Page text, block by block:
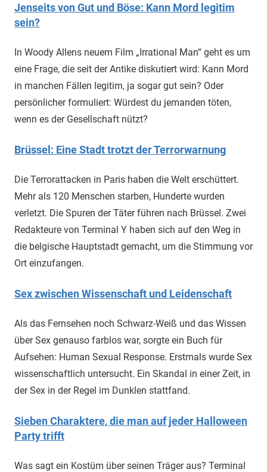
Jenseits von Gut und Böse: Kann Mord legitim
sein?
In Woody Allens neuem Film „Irrational Man“ geht es um
eine Frage, die seit der Antike diskutiert wird: Kann Mord
in manchen Fällen legitim, ja sogar gut sein? Oder
persönlicher formuliert: Würdest du jemanden töten,
wenn es der Gesellschaft nützt?
Brüssel: Eine Stadt trotzt der Terrorwarnung
Die Terrorattacken in Paris haben die Welt erschüttert.
Mehr als 120 Menschen starben, Hunderte wurden
verletzt. Die Spuren der Täter führen nach Brüssel. Zwei
Redakteure von Terminal Y haben sich auf den Weg in
die belgische Hauptstadt gemacht, um die Stimmung vor
Ort einzufangen.
Sex zwischen Wissenschaft und Leidenschaft
Als das Fernsehen noch Schwarz-Weiß und das Wissen
über Sex genauso farblos war, sorgte ein Buch für
Aufsehen: Human Sexual Response. Erstmals wurde Sex
wissenschaftlich untersucht. Ein Skandal in einer Zeit, in
der Sex in der Regel im Dunklen stattfand.
Sieben Charaktere, die man auf jeder Halloween
Party trifft
Was sagt ein Kostüm über seinen Träger aus? Terminal